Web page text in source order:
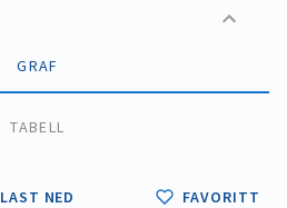
GRAF
TABELL
LAST NED FAVORITT